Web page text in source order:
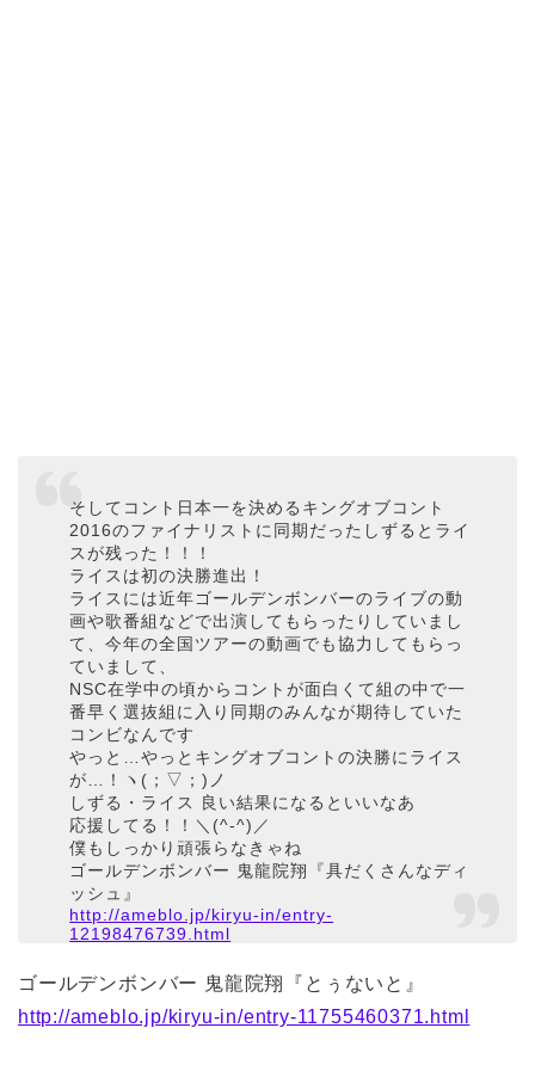
そしてコント日本一を決めるキングオブコント
2016のファイナリストに同期だったしずるとライ
スが残った！！！
ライスは初の決勝進出！
ライスには近年ゴールデンボンバーのライブの動
画や歌番組などで出演してもらったりしていまし
て、今年の全国ツアーの動画でも協力してもらっ
ていまして、
NSC在学中の頃からコントが面白くて組の中で一
番早く選抜組に入り同期のみんなが期待していた
コンビなんです
やっと…やっとキングオブコントの決勝にライス
が…！ヽ(；▽；)ノ
しずる・ライス 良い結果になるといいなあ
応援してる！！＼(^-^)／
僕もしっかり頑張らなきゃね
ゴールデンボンバー 鬼龍院翔『具だくさんなディ
ッシュ』
http://ameblo.jp/kiryu-in/entry-
12198476739.html
ゴールデンボンバー 鬼龍院翔『とぅないと』
http://ameblo.jp/kiryu-in/entry-11755460371.html